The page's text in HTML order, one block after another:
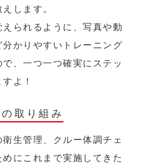
します。
られるように、写真や動
かりやすいトレーニング
、一つ一つ確実にステッ
よ！
取り組み
生管理、クルー体調チェ
にこれまで実施してきた